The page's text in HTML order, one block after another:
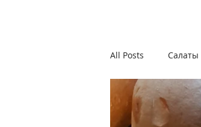
All Posts Салаты
Овощные